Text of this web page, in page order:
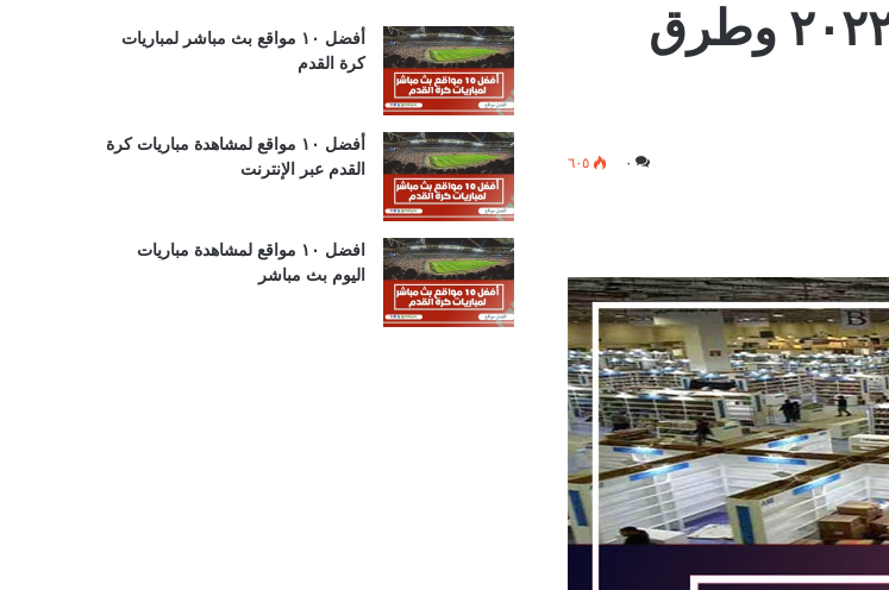
معرض القاهرة الدولي للكتاب ٢٠٢٢ وطرق
٠ ٦٠٥
أفضل ١٠ مواقع بث مباشر لمباريات
كرة القدم
أفضل ١٠ مواقع لمشاهدة مباريات كرة
القدم عبر الإنترنت
افضل ١٠ مواقع لمشاهدة مباريات
اليوم بث مباشر